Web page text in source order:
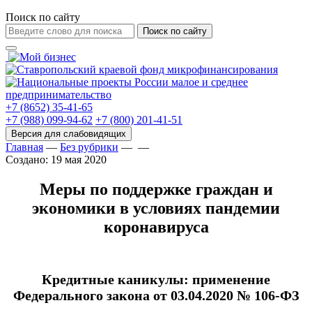
Поиск по сайту
Поиск по сайту
+7 (8652) 35-41-65
+7 (988) 099-94-62 +7 (800) 201-41-51
Главная — Без рубрики — —
Создано: 19 мая 2020
Меры по поддержке граждан и
экономики в условиях пандемии
коронавируса
Кредитные каникулы: применение
Федерального закона от 03.04.2020 № 106-ФЗ